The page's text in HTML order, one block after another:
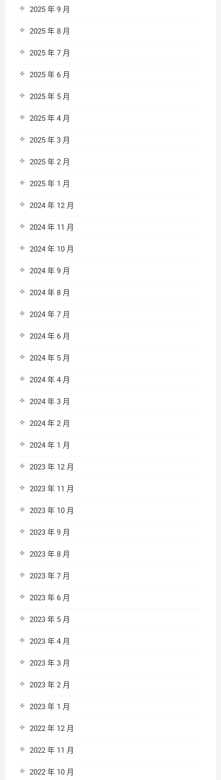
2025 年 9 月
2025 年 8 月
2025 年 7 月
2025 年 6 月
2025 年 5 月
2025 年 4 月
2025 年 3 月
2025 年 2 月
2025 年 1 月
2024 年 12 月
2024 年 11 月
2024 年 10 月
2024 年 9 月
2024 年 8 月
2024 年 7 月
2024 年 6 月
2024 年 5 月
2024 年 4 月
2024 年 3 月
2024 年 2 月
2024 年 1 月
2023 年 12 月
2023 年 11 月
2023 年 10 月
2023 年 9 月
2023 年 8 月
2023 年 7 月
2023 年 6 月
2023 年 5 月
2023 年 4 月
2023 年 3 月
2023 年 2 月
2023 年 1 月
2022 年 12 月
2022 年 11 月
2022 年 10 月